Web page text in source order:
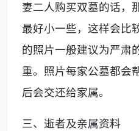
妻二人购买双墓的话，
最好小一些，这样会比
的照片一般建议为严肃
重。照片每家公墓都会
后会交还给家属。
三、逝者及亲属资料